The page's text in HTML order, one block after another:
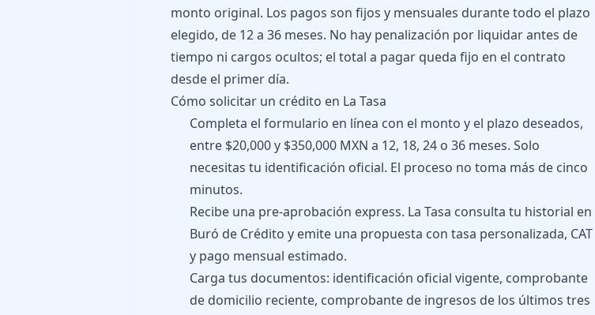
monto original. Los pagos son fijos y mensuales durante todo el plazo
elegido, de 12 a 36 meses. No hay penalización por liquidar antes de
tiempo ni cargos ocultos; el total a pagar queda fijo en el contrato
desde el primer día.
Cómo solicitar un crédito en La Tasa
Completa el formulario en línea con el monto y el plazo deseados,
entre $20,000 y $350,000 MXN a 12, 18, 24 o 36 meses. Solo
necesitas tu identificación oficial. El proceso no toma más de cinco
minutos.
Recibe una pre-aprobación express. La Tasa consulta tu historial en
Buró de Crédito y emite una propuesta con tasa personalizada, CAT
y pago mensual estimado.
Carga tus documentos: identificación oficial vigente, comprobante
de domicilio reciente, comprobante de ingresos de los últimos tres